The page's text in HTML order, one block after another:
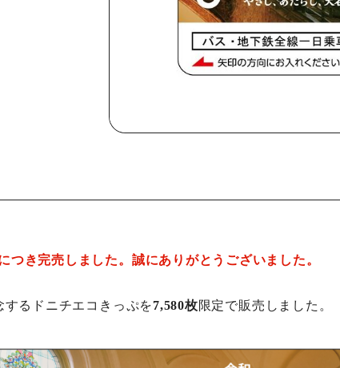
つき完売しました。誠にありがとうございました。
するドニチエコきっぷを7,580枚限定で販売しました。